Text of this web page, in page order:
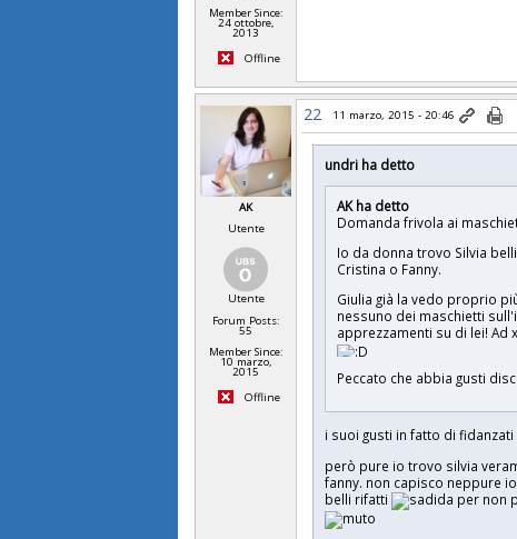
Member Since:
24 ottobre,
2013
Offline
AK
Utente
Utente
Forum Posts:
55
Member Since:
10 marzo,
2015
Offline
22 11 marzo, 2015 - 20:46
undri ha detto
AK ha detto
Domanda frivola ai
Io da donna trovo Silvia
Cristina o Fanny.
Giulia già la vedo proprio
nessuno dei maschietti
apprezzamenti su di lei! Ad
Peccato che abbia gusti
i suoi gusti in fatto di
però pure io trovo silvia
fanny. non capisco neppure
belli rifatti
per non